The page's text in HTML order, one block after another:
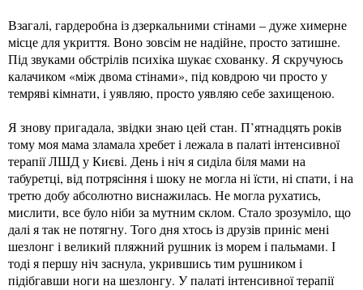
Взагалі, гардеробна із дзеркальними стінами – дуже химерне
місце для укриття. Воно зовсім не надійне, просто затишне.
Під звуками обстрілів психіка шукає схованку. Я скручуюсь
калачиком «між двома стінами», під ковдрою чи просто у
темряві кімнати, і уявляю, просто уявляю себе захищеною.
Я знову пригадала, звідки знаю цей стан. П’ятнадцять років
тому моя мама зламала хребет і лежала в палаті інтенсивної
терапії ЛШД у Києві. День і ніч я сиділа біля мами на
табуретці, від потрясіння і шоку не могла ні їсти, ні спати, і на
третю добу абсолютно виснажилась. Не могла рухатись,
мислити, все було ніби за мутним склом. Стало зрозуміло, що
далі я так не потягну. Того дня хтось із друзів приніс мені
шезлонг і великий пляжний рушник із морем і пальмами. І
тоді я першу ніч заснула, укрившись тим рушником і
підібгавши ноги на шезлонгу. У палаті інтенсивної терапії